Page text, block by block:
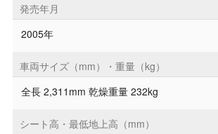
発売年月
2005年
車両サイズ（mm）・重量（kg）
全長 2,311mm 乾燥重量 232kg
シート高・最低地上高（mm）